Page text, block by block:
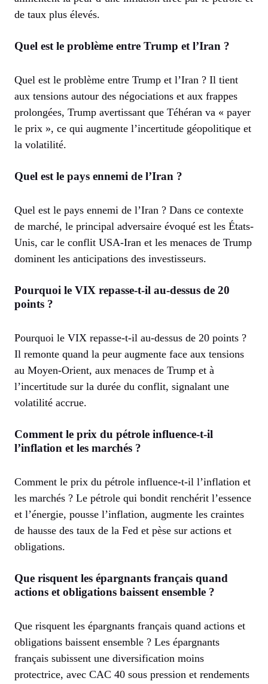
de taux plus élevés.
Quel est le problème entre Trump et l’Iran ?
Quel est le problème entre Trump et l’Iran ? Il tient
aux tensions autour des négociations et aux frappes
prolongées, Trump avertissant que Téhéran va « payer
le prix », ce qui augmente l’incertitude géopolitique et
la volatilité.
Quel est le pays ennemi de l’Iran ?
Quel est le pays ennemi de l’Iran ? Dans ce contexte
de marché, le principal adversaire évoqué est les États-
Unis, car le conflit USA-Iran et les menaces de Trump
dominent les anticipations des investisseurs.
Pourquoi le VIX repasse-t-il au-dessus de 20
points ?
Pourquoi le VIX repasse-t-il au-dessus de 20 points ?
Il remonte quand la peur augmente face aux tensions
au Moyen-Orient, aux menaces de Trump et à
l’incertitude sur la durée du conflit, signalant une
volatilité accrue.
Comment le prix du pétrole influence-t-il
l’inflation et les marchés ?
Comment le prix du pétrole influence-t-il l’inflation et
les marchés ? Le pétrole qui bondit renchérit l’essence
et l’énergie, pousse l’inflation, augmente les craintes
de hausse des taux de la Fed et pèse sur actions et
obligations.
Que risquent les épargnants français quand
actions et obligations baissent ensemble ?
Que risquent les épargnants français quand actions et
obligations baissent ensemble ? Les épargnants
français subissent une diversification moins
protectrice, avec CAC 40 sous pression et rendements